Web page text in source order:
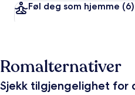
Føl deg som hjemme (6)
Romalternativer
Sjekk tilgjengelighet for